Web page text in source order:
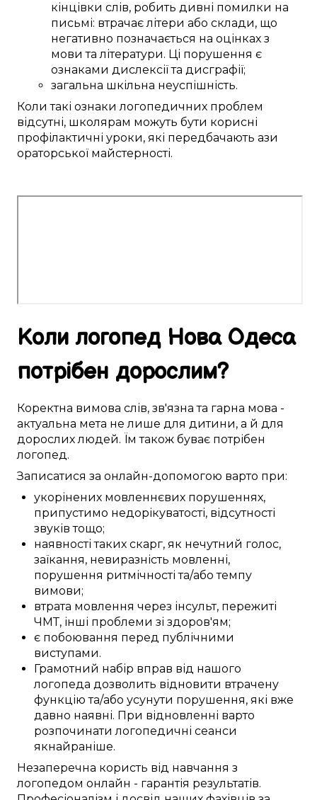
кінцівки слів, робить дивні помилки на
письмі: втрачаєлітери або склади, що
негативно позначається на оцінках з
мови та літератури. Ці порушення є
ознаками дислексії та дисграфії;
загальна шкільна неуспішність.
Коли такі ознаки логопедичних проблем
відсутні, школярам можуть бути корисні
профілактичні уроки, які передбачають ази
ораторської майстерності.
Коли логопед Нова Одеса
потрібен дорослим?
Коректна вимова слів, зв'язна та гарна мова -
актуальна мета не лише для дитини, а й для
дорослихлюдей. Їмтакож буває потрібен
логопед.
Записатися за онлайн-допомогою варто при:
укорінених мовленнєвих порушеннях,
припустимо недорікуватості, відсутності
звуків тощо;
наявності таких скарг, як нечутний голос,
заїкання, невиразність мовленні,
порушення ритмічності та/аботемпу
вимови;
втрата мовлення через інсульт, пережиті
ЧМТ, інші проблеми зі здоров'ям;
є побоювання перед публічними
виступами.
Грамотний набір вправ від нашого
логопеда дозволить відновити втрачену
функцію та/або усунути порушення, які вже
давно наявні. При відновленні варто
розпочинати логопедичні сеанси
якнайраніше.
Незаперечна користь від навчання з
логопедом онлайн - гарантія результатів.